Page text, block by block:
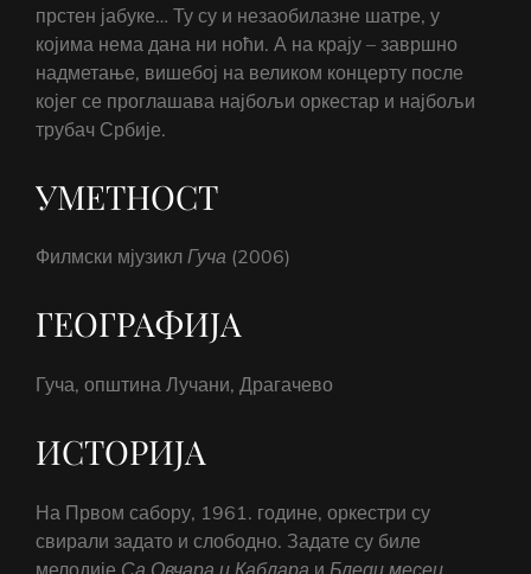
прстен јабуке… Ту су и незаобилазне шатре, у
којима нема дана ни ноћи. А на крају – завршно
надметање, вишебој на великом концерту после
којег се проглашава најбољи оркестар и најбољи
трубач Србије.
УМЕТНОСТ
Филмски мјузикл Гуча (2006)
ГЕОГРАФИЈА
Гуча, општина Лучани, Драгачево
ИСТОРИЈА
На Првом сабору, 1961. године, оркестри су
свирали задато и слободно. Задате су биле
мелодије Са Овчара и Каблара и Бледи месец